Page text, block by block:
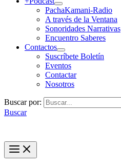
PachaKamani-Radio
A través de la Ventana
Sonoridades Narrativas
Encuentro Saberes
Contactos
Suscríbete Boletín
Eventos
Contactar
Nosotros
Buscar por:
Buscar